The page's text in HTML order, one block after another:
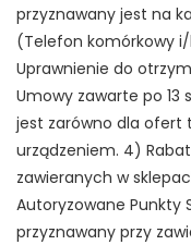
przyznawany jest na
(Telefon komórkowy
Uprawnienie do
Umowy zawarte po 13
jest zarówno dla ofert
urządzeniem. 4)
zawieranych w
Autoryzowane Punkty
przyznawany przy